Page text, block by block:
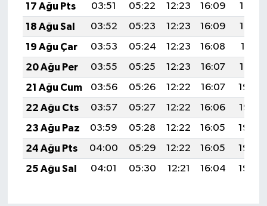
17 Ağu Pts
03:51 05:22 12:23 16:09
19:14
18 Ağu Sal
03:52 05:23 12:23 16:09
19:13
19 Ağu Çar
03:53 05:24 12:23 16:08
19:11
20 Ağu Per
03:55 05:25 12:23 16:07
19:10
21 Ağu Cum
03:56 05:26 12:22 16:07
19:09
22 Ağu Cts
03:57 05:27 12:22 16:06
19:07
23 Ağu Paz
03:59 05:28 12:22 16:05
19:06
24 Ağu Pts
04:00 05:29 12:22 16:05
19:04
25 Ağu Sal
04:01 05:30 12:21 16:04 19:03